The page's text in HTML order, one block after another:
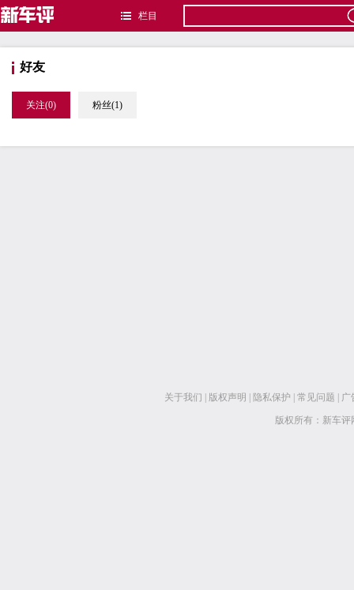
栏目
好友
关注(0) 粉丝(1)
关于我们 版权声明 隐私保护 常见问题 广
版权所有：新车评